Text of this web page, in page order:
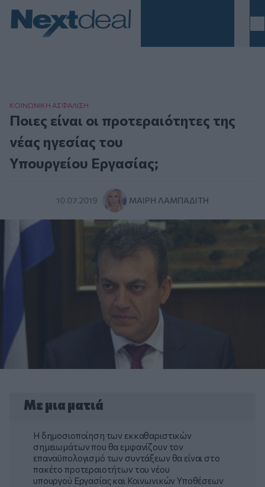
ΚΟΙΝΩΝΙΚΗ ΑΣΦAΛΙΣΗ
Ποιες είναι οι προτεραιότητες της
νέας ηγεσίας του
Υπουργείου Εργασίας;
10.07.2019 ΜΑΊΡΗ ΛΑΜΠΑΔΊΤΗ
Με μια ματιά
Η δημοσιοποίηση των εκκαθαριστικών
σημειωμάτων που θα εμφανίζουν τον
επαναϋπολογισμό των συντάξεων θα είναι στο
πακέτο προτεραιοτήτων του νέου
υπουργού Εργασίας και Κοινωνικών Υποθέσεων